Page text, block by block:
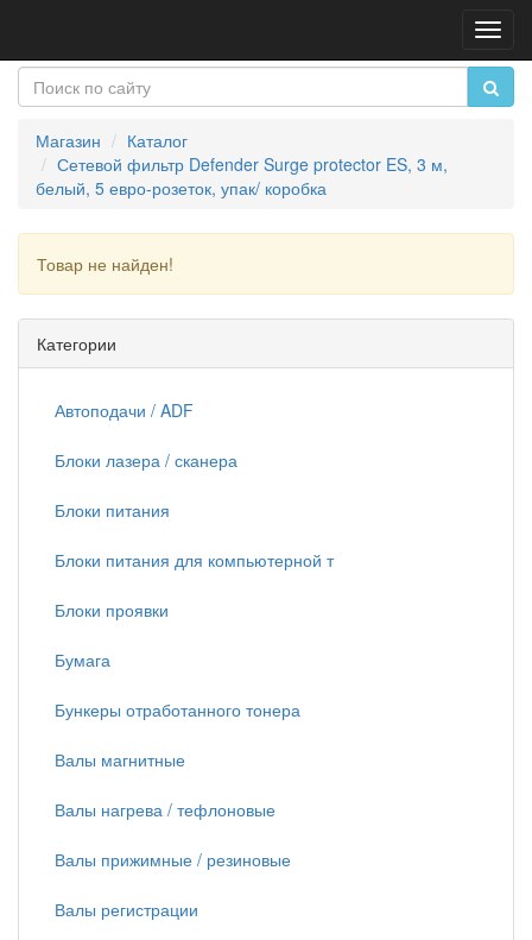
Магазин
Каталог
Сетевой фильтр Defender Surge protector ES, 3 м,
белый, 5 евро-розеток, упак/ коробка
Товар не найден!
Категории
Автоподачи / ADF
Блоки лазера / сканера
Блоки питания
Блоки питания для компьютерной т
Блоки проявки
Бумага
Бункеры отработанного тонера
Валы магнитные
Валы нагрева / тефлоновые
Валы прижимные / резиновые
Валы регистрации